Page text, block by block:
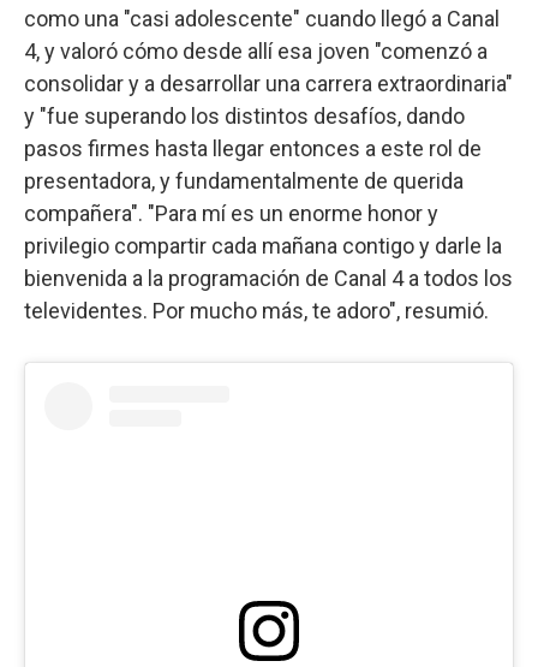
como una "casi adolescente" cuando llegó a Canal
4, y valoró cómo desde allí esa joven "comenzó a
consolidar y a desarrollar una carrera extraordinaria"
y "fue superando los distintos desafíos, dando
pasos firmes hasta llegar entonces a este rol de
presentadora, y fundamentalmente de querida
compañera". "Para mí es un enorme honor y
privilegio compartir cada mañana contigo y darle la
bienvenida a la programación de Canal 4 a todos los
televidentes. Por mucho más, te adoro", resumió.